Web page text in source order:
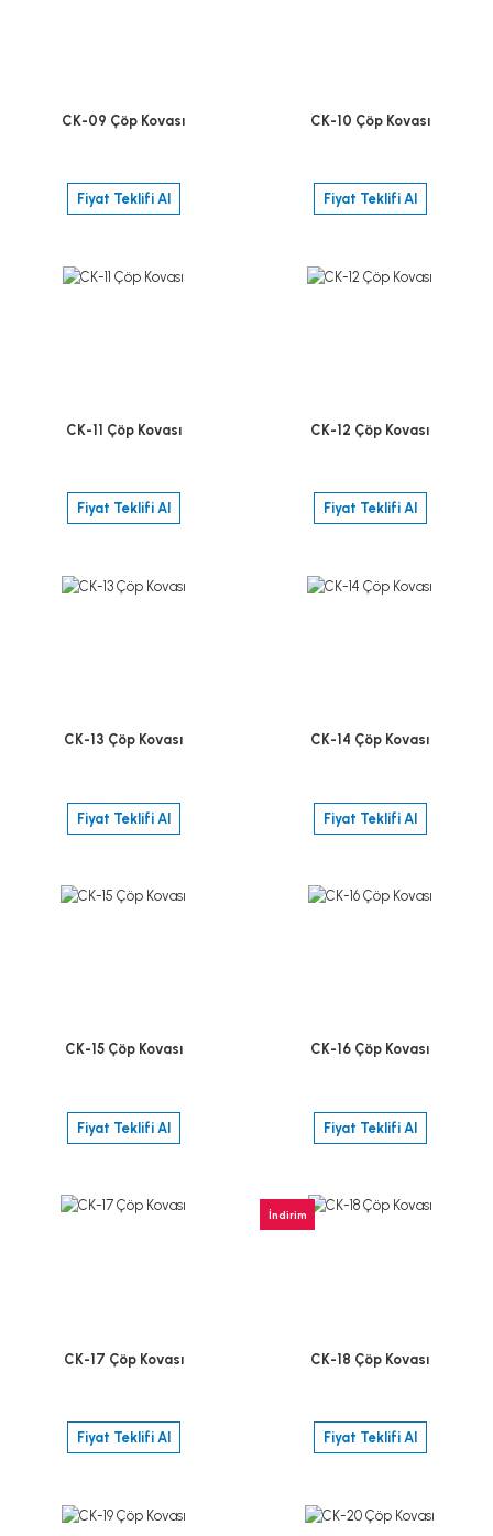
CK-09 Çöp Kovası
Fiyat Teklifi Al
CK-10 Çöp Kovası
Fiyat Teklifi Al
CK-11 Çöp Kovası
Fiyat Teklifi Al
CK-12 Çöp Kovası
Fiyat Teklifi Al
CK-13 Çöp Kovası
Fiyat Teklifi Al
CK-14 Çöp Kovası
Fiyat Teklifi Al
CK-15 Çöp Kovası
Fiyat Teklifi Al
CK-16 Çöp Kovası
Fiyat Teklifi Al
CK-17 Çöp Kovası
Fiyat Teklifi Al
İndirim
CK-18 Çöp Kovası
Fiyat Teklifi Al